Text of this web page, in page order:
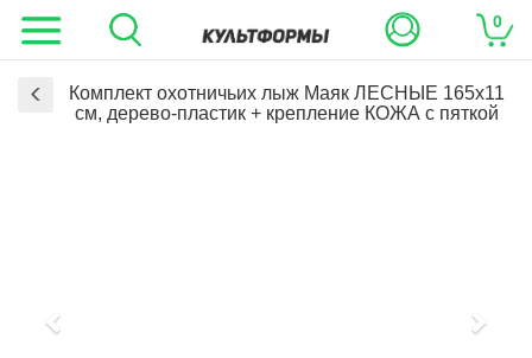
0
Комплект охотничьих лыж Маяк ЛЕСНЫЕ 165х11
см, дерево-пластик + крепление КОЖА с пяткой